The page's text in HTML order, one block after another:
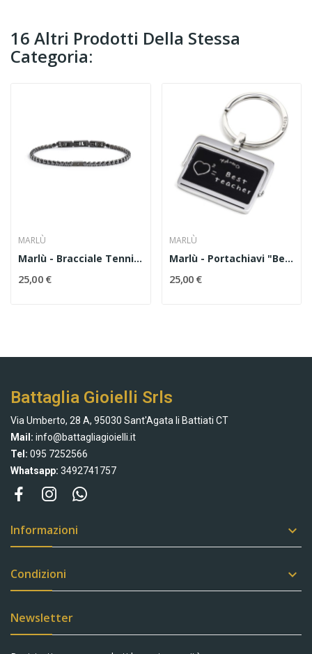
16 Altri Prodotti Della Stessa
Categoria:
MARLÙ
Marlù - Bracciale Tennis Uomo Zirconi Neri...
25,00 €
MARLÙ
Marlù - Portachiavi "Best Teacher" Lavagna...
25,00 €
Battaglia Gioielli Srls
Via Umberto, 28 A, 95030 Sant'Agata li Battiati CT
Mail: info@battagliagioielli.it
Tel: 095 7252566
Whatsapp: 3492741757
Informazioni 
Condizioni 
Newsletter